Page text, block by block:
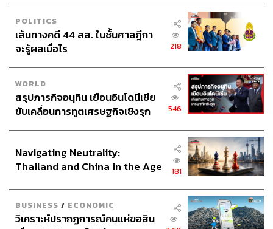
POLITICS
เส้นทางคดี 44 สส. ในชั้นศาลฎีกา
จะรู้ผลเมื่อไร
218
WORLD
สรุปภารกิจอนุทิน เยือนอินโดนีเซีย
ขับเคลื่อนการทูตเศรษฐกิจเชิงรุก
546
Navigating Neutrality:
Thailand and China in the Age
181
BUSINESS / ECONOMIC
วิเคราะห์ปรากฏการณ์คนแห่ขอสิน